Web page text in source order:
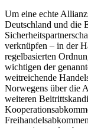
Um eine echte
Deutschland und die
verknüpfen – in der
regelbasierten
wichtigen der
weitreichende
Norwegens über die
weiteren